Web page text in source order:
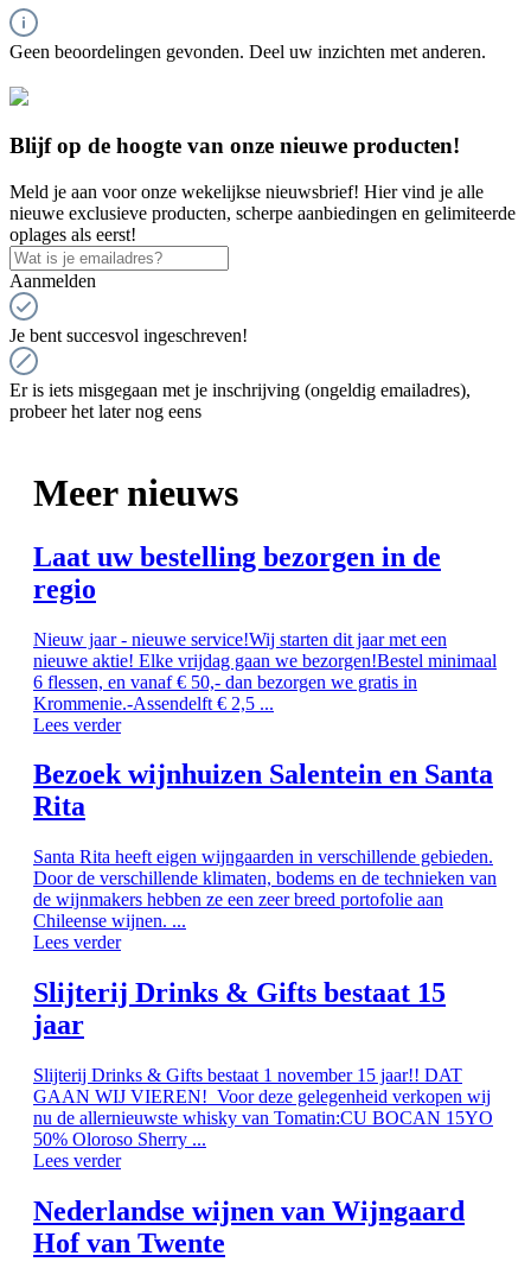
Geen beoordelingen gevonden. Deel uw inzichten met anderen.
Blijf op de hoogte van onze nieuwe producten!
Meld je aan voor onze wekelijkse nieuwsbrief! Hier vind je alle
nieuwe exclusieve producten, scherpe aanbiedingen en gelimiteerde
oplages als eerst!
Aanmelden
Je bent succesvol ingeschreven!
Er is iets misgegaan met je inschrijving (ongeldig emailadres),
probeer het later nog eens
Meer nieuws
Laat uw bestelling bezorgen in de
regio
Nieuw jaar - nieuwe service!Wij starten dit jaar met een
nieuwe aktie! Elke vrijdag gaan we bezorgen!Bestel minimaal
6 flessen, en vanaf € 50,- dan bezorgen we gratis in
Krommenie.-Assendelft € 2,5 ...
Lees verder
Bezoek wijnhuizen Salentein en Santa
Rita
Santa Rita heeft eigen wijngaarden in verschillende gebieden.
Door de verschillende klimaten, bodems en de technieken van
de wijnmakers hebben ze een zeer breed portofolie aan
Chileense wijnen. ...
Lees verder
Slijterij Drinks & Gifts bestaat 15
jaar
Slijterij Drinks & Gifts bestaat 1 november 15 jaar!! DAT
GAAN WIJ VIEREN! Voor deze gelegenheid verkopen wij
nu de allernieuwste whisky van Tomatin:CU BOCAN 15YO
50% Oloroso Sherry ...
Lees verder
Nederlandse wijnen van Wijngaard
Hof van Twente